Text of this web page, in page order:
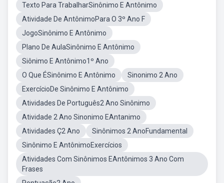
Texto Para TrabalharSinônimo E Antônimo
Atividade De AntônimoPara O 3º Ano F
JogoSinônimo E Antônimo
Plano De AulaSinônimo E Antônimo
Siônimo E Antônimo1º Ano
O Que ÉSinônimo E Antônimo
Sinonimo 2 Ano
ExercícioDe Sinônimo E Antônimo
Atividades De Português2 Ano Sinônimo
Atividade 2 Ano Sinonimo EAntanimo
Atividades Ç2 Ano
Sinônimos 2 AnoFundamental
Sinônimo E AntônimoExercícios
Atividades Com Sinônimos EAntônimos 3 Ano Com
Frases